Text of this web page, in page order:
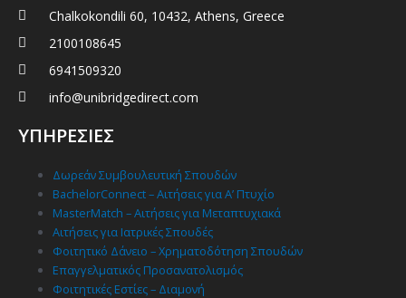
Chalkokondili 60, 10432, Athens, Greece
2100108645
6941509320
info@unibridgedirect.com
ΥΠΗΡΕΣΙΕΣ
Δωρεάν Συμβουλευτική Σπουδών
BachelorConnect – Αιτήσεις για Α’ Πτυχίο
MasterMatch – Αιτήσεις για Μεταπτυχιακά
Αιτήσεις για Ιατρικές Σπουδές
Φοιτητικό Δάνειο – Χρηματοδότηση Σπουδών
Επαγγελματικός Προσανατολισμός
Φοιτητικές Εστίες – Διαμονή